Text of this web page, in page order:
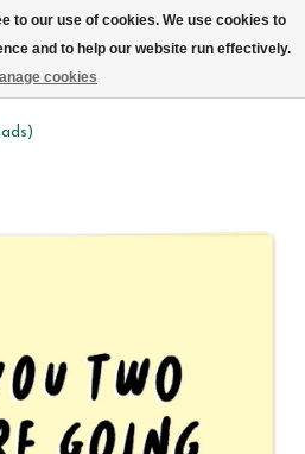
slideshow Items
to our use of cookies. We use cookies to
and to help our website run effectively.
cookies